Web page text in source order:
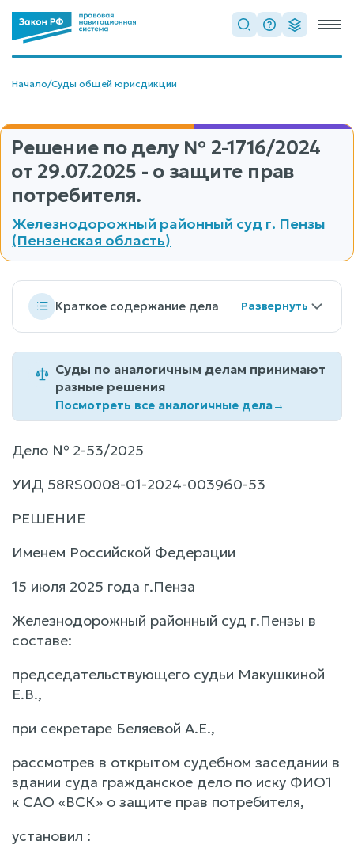
Начало/Суды общей юрисдикции
Решение по делу № 2-1716/2024
от 29.07.2025 - о защите прав
потребителя.
Железнодорожный районный суд г. Пензы
(Пензенская область)
Краткое содержание дела
Суды по аналогичным делам принимают
разные решения
Посмотреть все аналогичные дела→
Дело № 2-53/2025
УИД 58RS0008-01-2024-003960-53
РЕШЕНИЕ
Именем Российской Федерации
15 июля 2025 года г.Пенза
Железнодорожный районный суд г.Пензы в
составе:
председательствующего судьи Макушкиной
Е.В.,
при секретаре Беляевой А.Е.,
рассмотрев в открытом судебном заседании в
здании суда гражданское дело по иску ФИО1
к САО «ВСК» о защите прав потребителя,
установил :